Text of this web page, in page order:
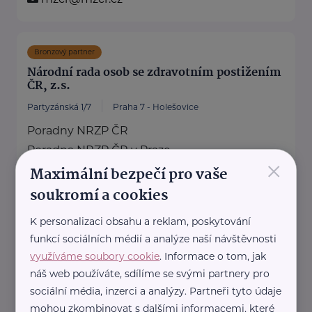
Bronzový partner
Národní rada osob se zdravotním postižením
ČR, z.s.
Partyzánská 1/7 Praha 7 - Holešovice
Poradny NRZP ČR
Poradna NRZP ČR v Praze
Partyzánská 1/7, 170 00 Praha 7
230 234 956, ...
https://nrzp.cz/
+420 230 234 954
nrzpcr@nrzp.cz
Policie ČR
×
Maximální bezpečí pro vaše
soukromí a cookies
K personalizaci obsahu a reklam, poskytování
funkcí sociálních médií a analýze naší návštěvnosti
využíváme soubory cookie. Informace o tom, jak
náš web používáte, sdílíme se svými partnery pro
sociální média, inzerci a analýzy. Partneři tyto údaje
mohou zkombinovat s dalšími informacemi, které